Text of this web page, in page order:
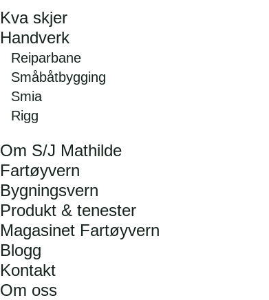
Kva skjer
Handverk
Reiparbane
Småbåtbygging
Smia
Rigg
Om S/J Mathilde
Fartøyvern
Bygningsvern
Produkt & tenester
Magasinet Fartøyvern
Blogg
Kontakt
Om oss